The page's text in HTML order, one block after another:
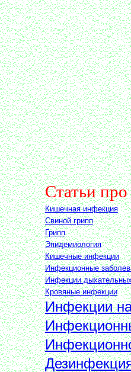
Статьи
Кишечная инфекция
Свиной грипп
Грипп
Эпидемиология
Кишечные инфекции
Инфекционные
Инфекции
Кровяные инфекции
Инфекции